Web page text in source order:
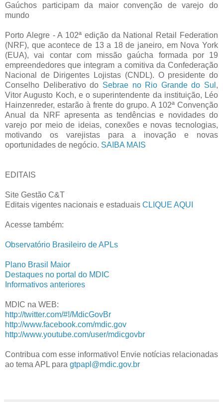
Gaúchos participam da maior convenção de varejo do
mundo
Porto Alegre - A 102ª edição da National Retail Federation
(NRF), que acontece de 13 a 18 de janeiro, em Nova York
(EUA), vai contar com missão gaúcha formada por 19
empreendedores que integram a comitiva da Confederação
Nacional de Dirigentes Lojistas (CNDL). O presidente do
Conselho Deliberativo do Sebrae no Rio Grande do Sul ,
Vitor Augusto Koch, e o superintendente da instituição, Léo
Hainzenreder, estarão à frente do grupo. A 102ª Convenção
Anual da NRF apresenta as tendências e novidades do
varejo por meio de ideias, conexões e novas tecnologias,
motivando os varejistas para a inovação e novas
oportunidades de negócio. SAIBA MAIS
EDITAIS
Site Gestão C&T
Editais vigentes nacionais e estaduais CLIQUE AQUI
Acesse também:
Observatório Brasileiro de APLs
Plano Brasil Maior
Destaques no portal do MDIC
Informativos anteriores
MDIC na WEB:
http://twitter.com/#!/MdicGovBr
http://www.facebook.com/mdic.gov
http://www.youtube.com/user/mdicgovbr
Contribua com esse informativo! Envie notícias relacionadas
ao tema APL para gtpapl@mdic.gov.br